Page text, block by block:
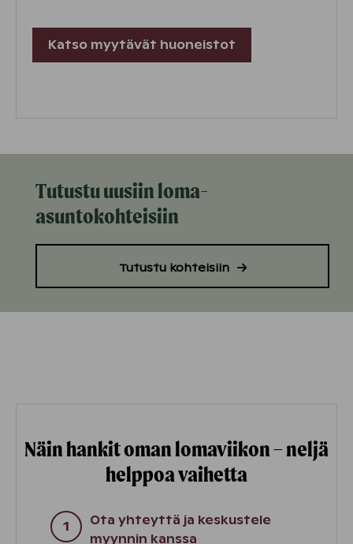
Katso myytävät huoneistot
Tutustu uusiin loma-
asuntokohteisiin
Tutustu kohteisiin
Näin hankit oman lomaviikon – neljä
helppoa vaihetta
Ota yhteyttä ja keskustele
myynnin kanssa